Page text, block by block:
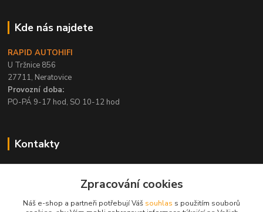
Kde nás najdete
RAPID AUTOHIFI
U Tržnice 856
27711, Neratovice
Provozní doba:
PO-PÁ 9-17 hod, SO 10-12 hod
Kontakty
PO-PÁ / 9-17 hod, SO 10-12 hod
info@rapid-autohifi.com
Zpracování cookies
Náš e-shop a partneři potřebují Váš souhlas s použitím souborů